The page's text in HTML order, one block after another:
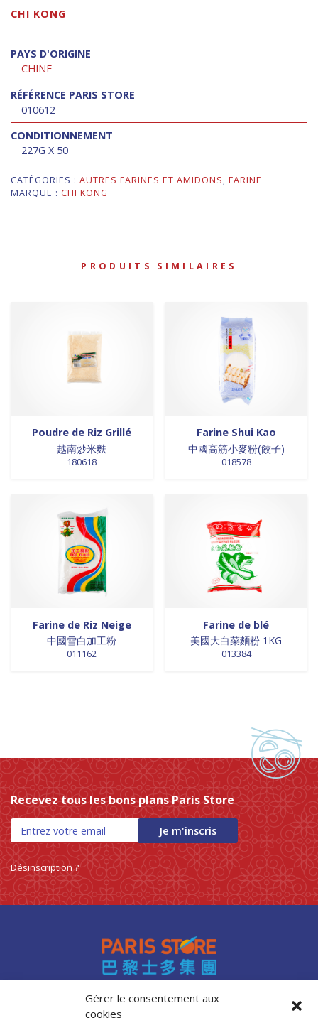
Gérer le consentement aux
cookies
CHI KONG
PAYS D'ORIGINE
CHINE
RÉFÉRENCE PARIS STORE
010612
CONDITIONNEMENT
227G X 50
CATÉGORIES : AUTRES FARINES ET AMIDONS, FARINE
MARQUE : CHI KONG
PRODUITS SIMILAIRES
Poudre de Riz Grillé
越南炒米麩
180618
Farine Shui Kao
中國高筋小麥粉(餃子)
018578
Farine de Riz Neige
中國雪白加工粉
011162
Farine de blé
美國大白菜麵粉 1KG
013384
Recevez tous les bons plans Paris Store
Je m'inscris
Désinscription ?
Accès professionnels